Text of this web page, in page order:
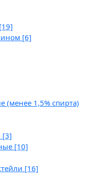
[19]
[6]
(менее 1,5% спирта)
[3]
[10]
[16]